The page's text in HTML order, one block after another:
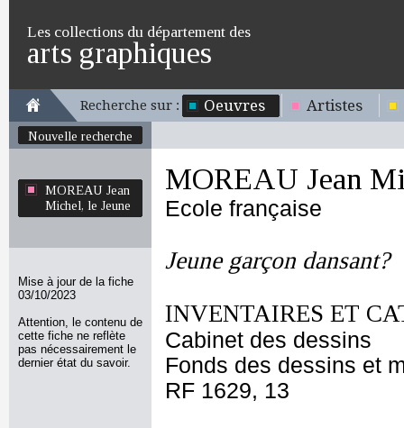
Les collections du département des
arts graphiques
Recherche sur : Oeuvres Artistes
Nouvelle recherche
MOREAU Jean
Michel, le Jeune
Mise à jour de la fiche
03/10/2023
Attention, le contenu de
cette fiche ne reflète
pas nécessairement le
dernier état du savoir.
MOREAU Jean
Ecole française
Jeune garçon dansant?
INVENTAIRES ET
Cabinet des dessins
Fonds des dessins et
RF 1629, 13